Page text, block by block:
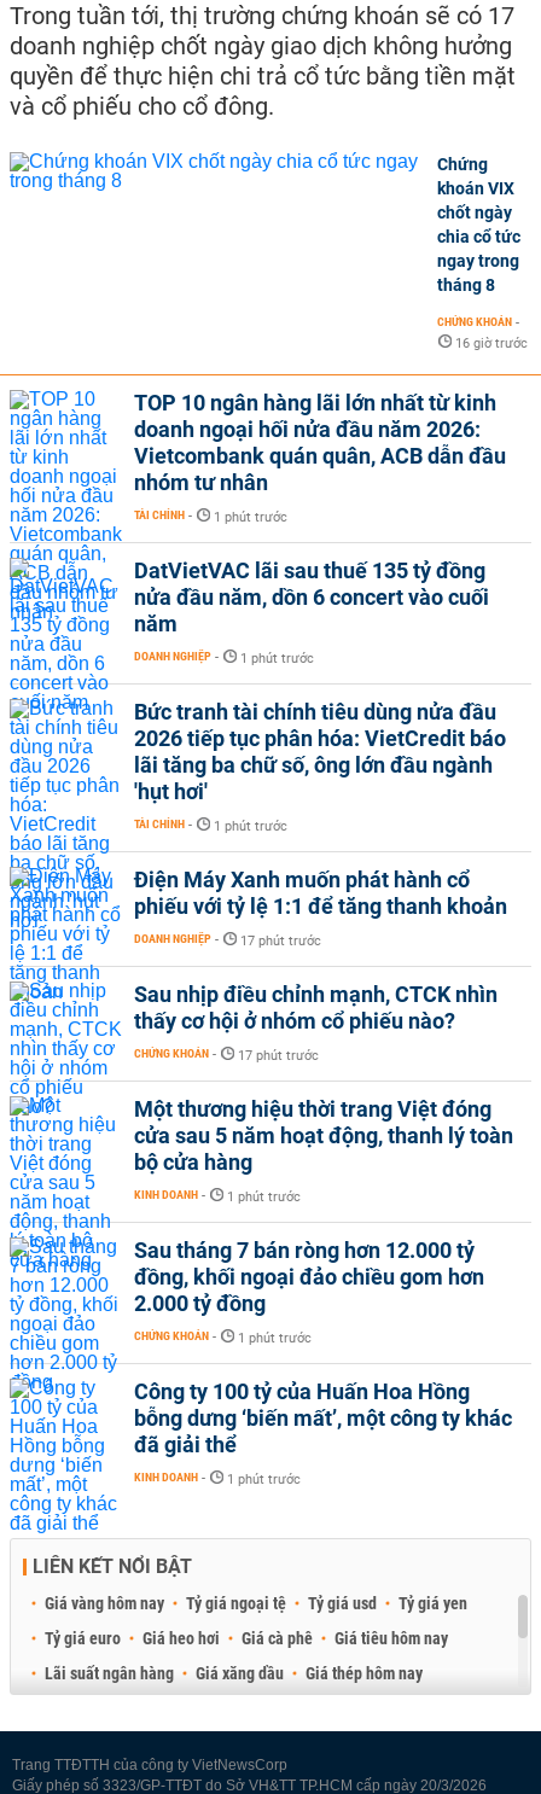
Trong tuần tới, thị trường chứng khoán sẽ có 17
doanh nghiệp chốt ngày giao dịch không hưởng
quyền để thực hiện chi trả cổ tức bằng tiền mặt
và cổ phiếu cho cổ đông.
Chứng
khoán VIX
chốt ngày
chia cổ tức
ngay trong
tháng 8
CHỨNG KHOÁN -
16 giờ trước
TOP 10 ngân hàng lãi lớn nhất từ kinh
doanh ngoại hối nửa đầu năm 2026:
Vietcombank quán quân, ACB dẫn đầu
nhóm tư nhân
TÀI CHÍNH - 1 phút trước
DatVietVAC lãi sau thuế 135 tỷ đồng
nửa đầu năm, dồn 6 concert vào cuối
năm
DOANH NGHIỆP - 1 phút trước
Bức tranh tài chính tiêu dùng nửa đầu
2026 tiếp tục phân hóa: VietCredit báo
lãi tăng ba chữ số, ông lớn đầu ngành
'hụt hơi'
TÀI CHÍNH - 1 phút trước
Điện Máy Xanh muốn phát hành cổ
phiếu với tỷ lệ 1:1 để tăng thanh khoản
DOANH NGHIỆP - 17 phút trước
Sau nhịp điều chỉnh mạnh, CTCK nhìn
thấy cơ hội ở nhóm cổ phiếu nào?
CHỨNG KHOÁN - 17 phút trước
Một thương hiệu thời trang Việt đóng
cửa sau 5 năm hoạt động, thanh lý toàn
bộ cửa hàng
KINH DOANH - 1 phút trước
Sau tháng 7 bán ròng hơn 12.000 tỷ
đồng, khối ngoại đảo chiều gom hơn
2.000 tỷ đồng
CHỨNG KHOÁN - 1 phút trước
Công ty 100 tỷ của Huấn Hoa Hồng
bỗng dưng ‘biến mất’, một công ty khác
đã giải thể
KINH DOANH - 1 phút trước
LIÊN KẾT NỔI BẬT
Giá vàng hôm nay Tỷ giá ngoại tệ Tỷ giá usd
Tỷ giá yen
Tỷ giá euro
Giá heo hơi Giá cà phê
Giá tiêu hôm nay
Lãi suất ngân hàng
Giá xăng dầu
Giá thép hôm nay
Trang TTĐTTH của công ty VietNewsCorp
Giấy phép số 3323/GP-TTĐT do Sở VH&TT TP.HCM cấp ngày 20/3/2026